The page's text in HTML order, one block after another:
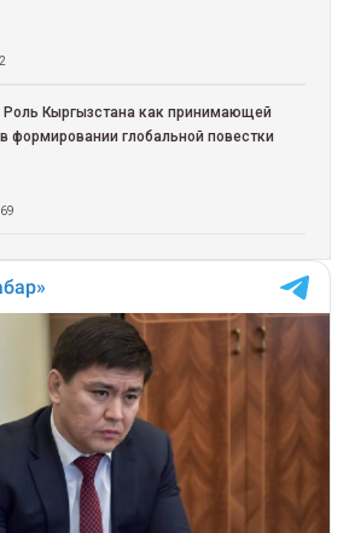
Кыргызстана как принимающей
формировании глобальной повестки